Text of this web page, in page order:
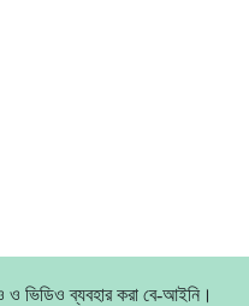
ভিডিও ব্যবহার করা বে-আইনি।